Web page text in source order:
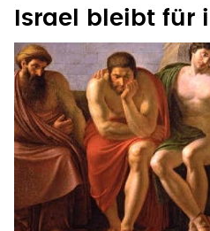
Israel bleibt für